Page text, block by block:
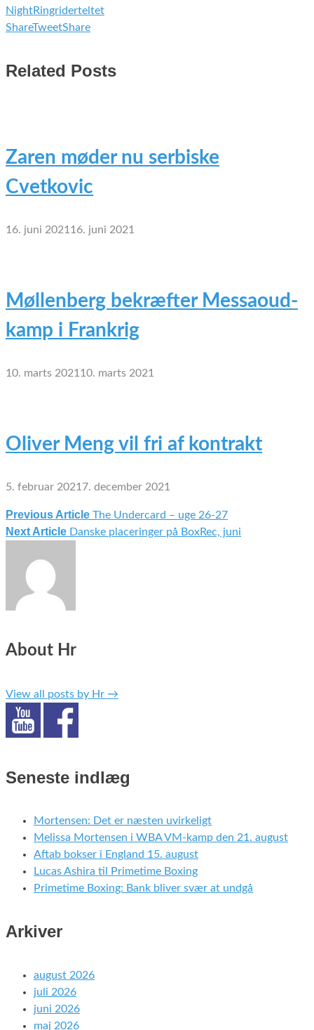
NightRingriderteltet
ShareTweetShare
Related Posts
Zaren møder nu serbiske
Cvetkovic
16. juni 2021 16. juni 2021
Møllenberg bekræfter Messaoud-
kamp i Frankrig
10. marts 2021 10. marts 2021
Oliver Meng vil fri af kontrakt
5. februar 2021 7. december 2021
Indlægsnavigation
Previous Article The Undercard – uge 26-27
Next Article Danske placeringer på BoxRec, juni
About Hr
View all posts by Hr →
Seneste indlæg
Mortensen: Det er næsten uvirkeligt
Melissa Mortensen i WBA VM-kamp den 21. august
Aftab bokser i England 15. august
Lucas Ashira til Primetime Boxing
Primetime Boxing: Bank bliver svær at undgå
Arkiver
august 2026
juli 2026
juni 2026
maj 2026